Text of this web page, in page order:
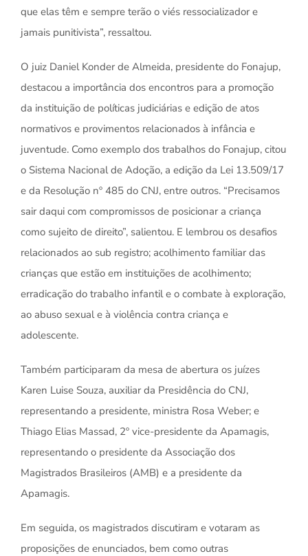
que elas têm e sempre terão o viés ressocializador e
jamais punitivista”, ressaltou.
O juiz Daniel Konder de Almeida, presidente do Fonajup,
destacou a importância dos encontros para a promoção
da instituição de políticas judiciárias e edição de atos
normativos e provimentos relacionados à infância e
juventude. Como exemplo dos trabalhos do Fonajup, citou
o Sistema Nacional de Adoção, a edição da Lei 13.509/17
e da Resolução nº 485 do CNJ, entre outros. “Precisamos
sair daqui com compromissos de posicionar a criança
como sujeito de direito”, salientou. E lembrou os desafios
relacionados ao sub registro; acolhimento familiar das
crianças que estão em instituições de acolhimento;
erradicação do trabalho infantil e o combate à exploração,
ao abuso sexual e à violência contra criança e
adolescente.
Também participaram da mesa de abertura os juízes
Karen Luise Souza, auxiliar da Presidência do CNJ,
representando a presidente, ministra Rosa Weber; e
Thiago Elias Massad, 2º vice-presidente da Apamagis,
representando o presidente da Associação dos
Magistrados Brasileiros (AMB) e a presidente da
Apamagis.
Em seguida, os magistrados discutiram e votaram as
proposições de enunciados, bem como outras